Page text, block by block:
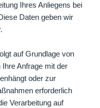
Ihres Anliegens bei
Daten geben wir
auf Grundlage von
Anfrage mit der
oder zur
erforderlich
Verarbeitung auf